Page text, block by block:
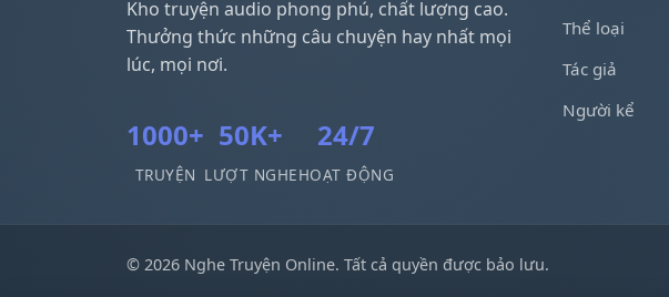
Kho truyện audio phong phú, chất lượng cao.
Thưởng thức những câu chuyện hay nhất mọi
lúc, mọi nơi.
1000+
TRUYỆN
50K+
LƯỢT NGHE
24/7
HOẠT ĐỘNG
Thể loại
Tác giả
Người kể
© 2026 Nghe Truyện Online. Tất cả quyền được bảo lưu.